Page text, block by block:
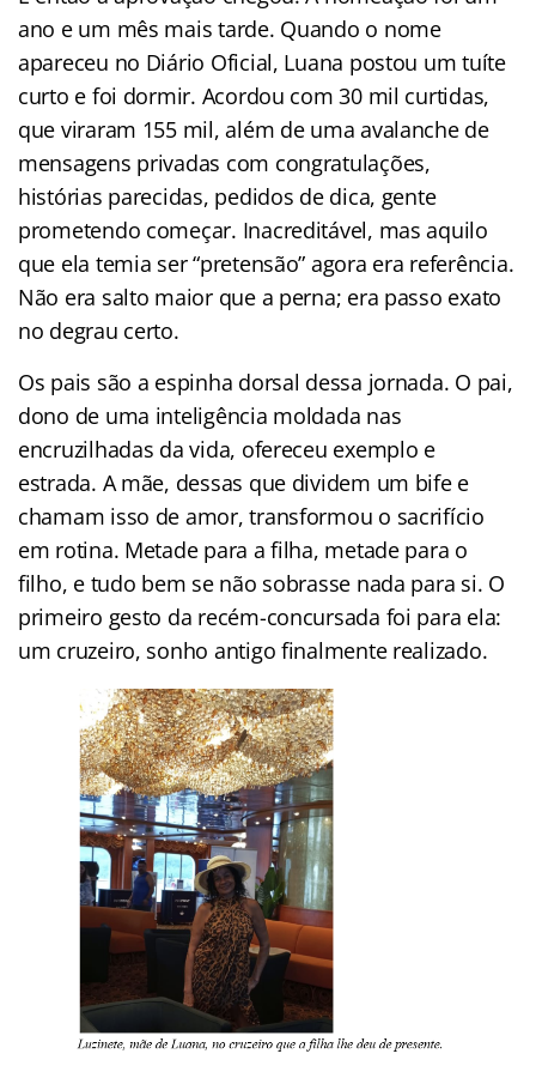
ano e um mês mais tarde. Quando o nome
apareceu no Diário Oficial, Luana postou um tuíte
curto e foi dormir. Acordou com 30 mil curtidas,
que viraram 155 mil, além de uma avalanche de
mensagens privadas com congratulações,
histórias parecidas, pedidos de dica, gente
prometendo começar. Inacreditável, mas aquilo
que ela temia ser “pretensão” agora era referência.
Não era salto maior que a perna; era passo exato
no degrau certo.
Os pais são a espinha dorsal dessa jornada. O pai,
dono de uma inteligência moldada nas
encruzilhadas da vida, ofereceu exemplo e
estrada. A mãe, dessas que dividem um bife e
chamam isso de amor, transformou o sacrifício
em rotina. Metade para a filha, metade para o
filho, e tudo bem se não sobrasse nada para si. O
primeiro gesto da recém-concursada foi para ela:
um cruzeiro, sonho antigo finalmente realizado.